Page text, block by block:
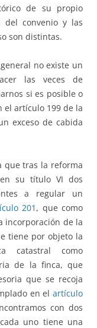
de su propio
del convenio y las
son distintas.
no existe un
las veces de
si es posible o
el artículo 199 de la
exceso de cabida
que tras la reforma
su título VI dos
a regular un
201 , que como
incorporación de la
tiene por objeto la
catastral como
de la finca, que
que se recoja
en el artículo
con dos
uno tiene una